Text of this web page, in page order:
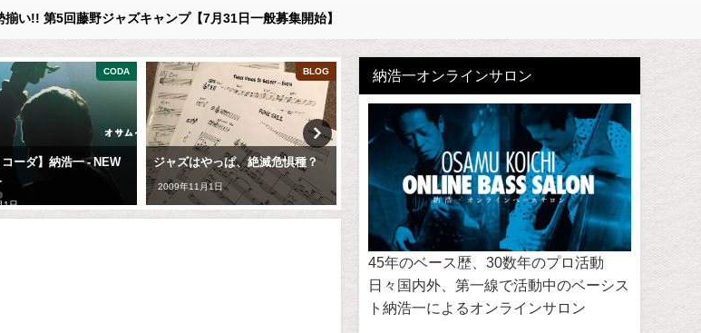
揃い!! 第5回藤野ジャズキャンプ【7月31日一般募集開始】
CODA
コーダ】納浩一 - NEW
1日
BLOG
ジャズはやっぱ、絶滅危惧種？
2009年11月1日
DISCOGRAPHY
ジャズ・スタンダード・バイブ
ル Jazz Standard Bible シリーズ
2018年7月4日
納浩一オンラインサロン開
ます!
2019年3月25日
納浩一オンラインサロン
45年のベース歴、30数年のプロ活動
日々国内外、第一線で活動中のベーシス
ト納浩一によるオンラインサロン